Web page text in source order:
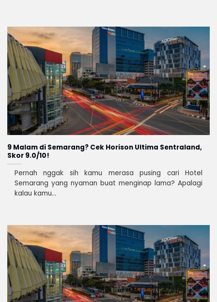
9 Malam di Semarang? Cek Horison Ultima Sentraland,
Skor 9.0/10!
Pernah nggak sih kamu merasa pusing cari Hotel
Semarang yang nyaman buat menginap lama? Apalagi
kalau kamu...